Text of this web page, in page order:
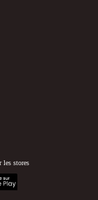
les stores